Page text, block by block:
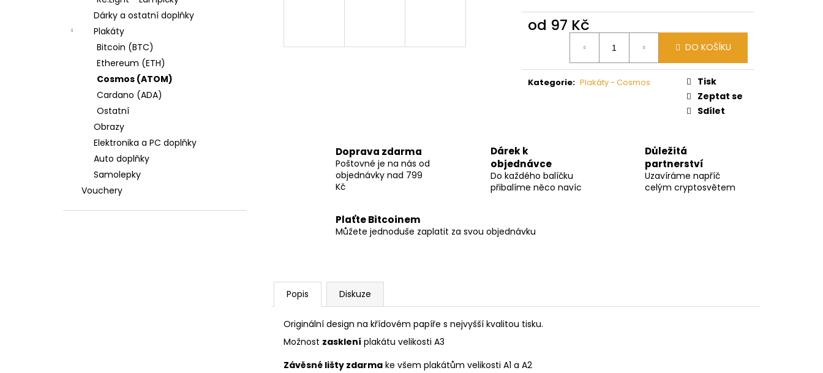
Dárky a ostatní doplňky
Plakáty
Bitcoin (BTC)
Ethereum (ETH)
Cosmos (ATOM)
Cardano (ADA)
Ostatní
Obrazy
Elektronika a PC doplňky
Auto doplňky
Samolepky
Vouchery
od 97 Kč
DO KOŠÍKU
Kategorie: Plakáty - Cosmos
Tisk
Zeptat se
Sdílet
Doprava zdarma
Poštovné je na nás od
objednávky nad 799
Kč
Dárek k
objednávce
Do každého balíčku
přibalíme něco navíc
Důležitá
partnerství
Uzavíráme napříč
celým cryptosvětem
Plaťte Bitcoinem
Můžete jednoduše zaplatit za svou objednávku
Popis Diskuze
Originální design na křídovém papíře s nejvyšší kvalitou tisku.
Možnost zasklení plakátu velikosti A3
Závěsné lišty zdarma ke všem plakátům velikosti A1 a A2